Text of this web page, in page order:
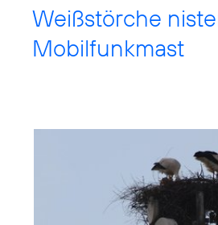
Weißstörche
Mobilfunkmast